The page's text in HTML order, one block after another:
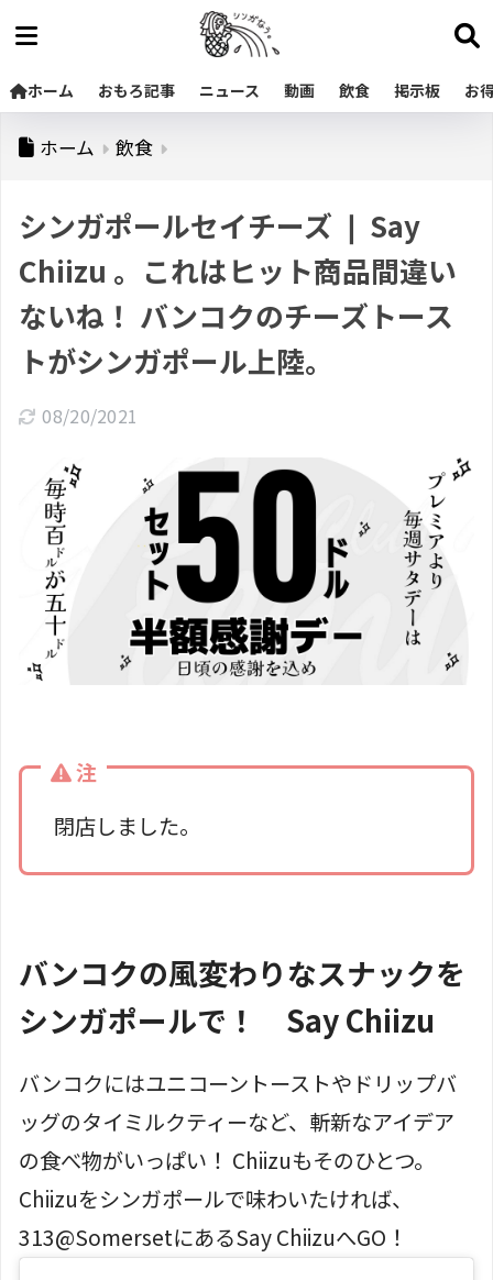
ホーム おもろ記事 ニュース 動画 飲食 掲示板 お
ホーム 飲食
シンガポールセイチーズ ❘ Say
Chiizu 。これはヒット商品間違い
ないね！ バンコクのチーズトース
トがシンガポール上陸。
08/20/2021
注
閉店しました。
バンコクの風変わりなスナックを
シンガポールで！ Say Chiizu
バンコクにはユニコーントーストやドリップバ
ッグのタイミルクティーなど、斬新なアイデア
の食べ物がいっぱい！ Chiizuもそのひとつ。
Chiizuをシンガポールで味わいたければ、
313@SomersetにあるSay ChiizuへGO！